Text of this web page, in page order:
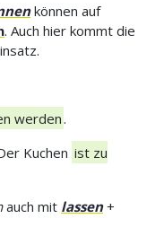
können auf
. Auch hier kommt die
werden .
Kuchen ist zu
auch mit lassen+